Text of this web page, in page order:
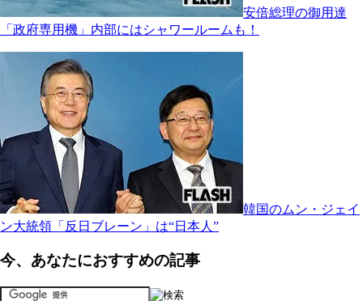
安倍総理の御用達
「政府専用機」内部にはシャワールームも！
韓国のムン・ジェイ
ン大統領「反日ブレーン」は“日本人”
今、あなたにおすすめの記事